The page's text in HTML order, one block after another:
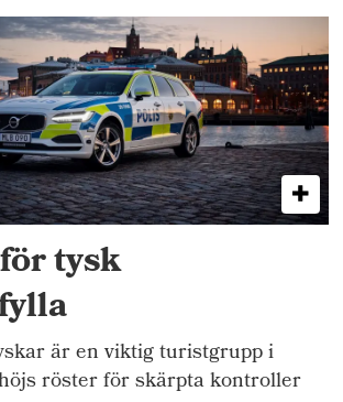
tysk
är en viktig turistgrupp i
röster för skärpta kontroller